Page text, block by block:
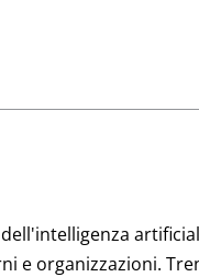
e organizzazioni.